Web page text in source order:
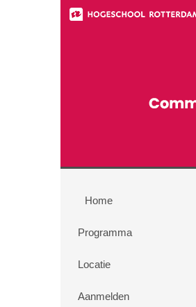
Home
Programma
Locatie
Aanmelden